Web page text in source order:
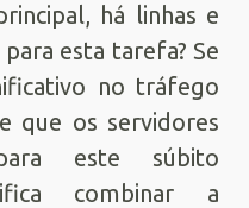
há linhas e
esta tarefa? Se
no tráfego
que os servidores
este súbito
combinar a